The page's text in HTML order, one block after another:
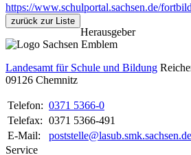
https://www.schulportal.sachsen.de/
zurück zur Liste
Herausgeber
Landesamt für Schule und Bildung
09126 Chemnitz
Telefon: 0371 5366-0
Telefax: 0371 5366-491
E-Mail:
poststelle@lasub.smk.sachsen.de
Service